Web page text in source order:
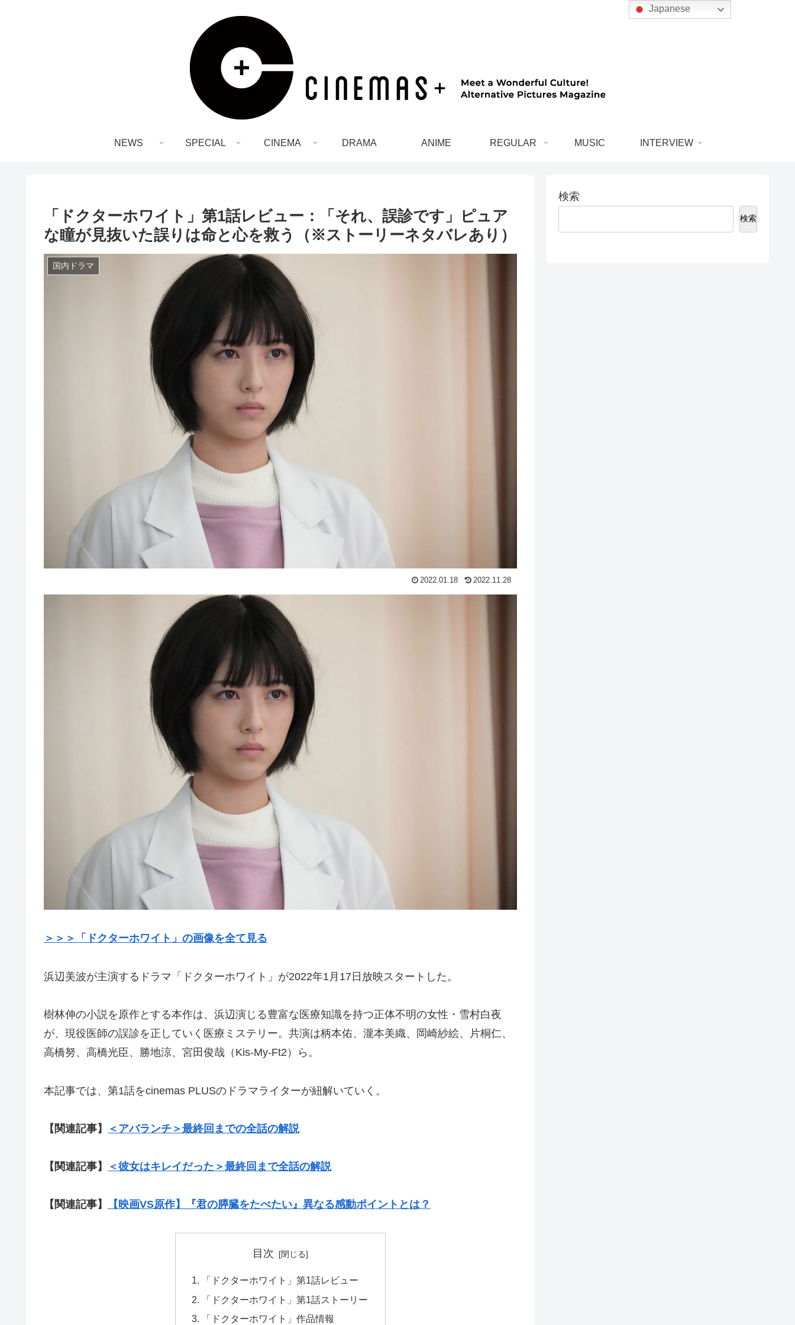
NEWS SPECIAL CINEMA DRAMA ANIME REGULAR MUSIC INTERVIEW
「ドクターホワイト」第1話レビュー：「それ、誤診です」ピュア
な瞳が見抜いた誤りは命と心を救う（※ストーリーネタバレあり）
国内ドラマ
2022.01.18 2022.11.28
＞＞＞「ドクターホワイト」の画像を全て見る
浜辺美波が主演するドラマ「ドクターホワイト」が2022年1月17日放映スタートした。
樹林伸の小説を原作とする本作は、浜辺演じる豊富な医療知識を持つ正体不明の女性・雪村白夜
が、現役医師の誤診を正していく医療ミステリー。共演は柄本佑、瀧本美織、岡崎紗絵、片桐仁、
高橋努、高橋光臣、勝地涼、宮田俊哉（Kis-My-Ft2）ら。
本記事では、第1話をcinemas PLUSのドラマライターが紐解いていく。
【関連記事】 ＜アバランチ＞最終回までの全話の解説
【関連記事】 ＜彼女はキレイだった＞最終回まで全話の解説
【関連記事】 【映画VS原作】『君の膵臓をたべたい』異なる感動ポイントとは？
目次
「ドクターホワイト」第1話レビュー
「ドクターホワイト」第1話ストーリー
「ドクターホワイト」作品情報
検索
検索
Japanese